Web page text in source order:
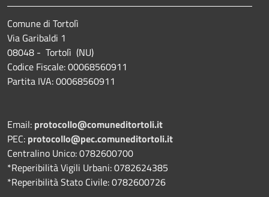
Comune di Tortolì
Via Garibaldi 1
08048 - Tortolì (NU)
Codice Fiscale: 00068560911
Partita IVA: 00068560911
Email: protocollo@comuneditortoli.it
PEC: protocollo@pec.comuneditortoli.it
Centralino Unico: 0782600700
*Reperibilità Vigili Urbani: 0782624385
*Reperibilità Stato Civile: 0782600726